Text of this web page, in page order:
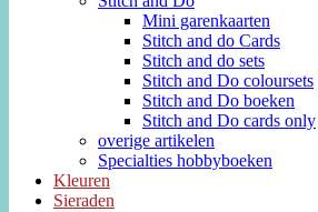
Mini garenkaarten
Stitch and do Cards
Stitch and do sets
Stitch and Do coloursets
Stitch and Do boeken
Stitch and Do cards only
overige artikelen
Specialties hobbyboeken
Kleuren
Sieraden